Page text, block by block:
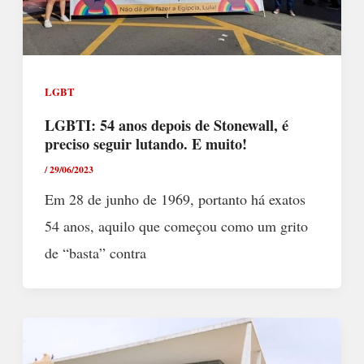
LGBT
LGBTI: 54 anos depois de Stonewall, é
preciso seguir lutando. E muito!
/29/06/2023
Em 28 de junho de 1969, portanto há exatos
54 anos, aquilo que começou como um grito
de “basta” contra